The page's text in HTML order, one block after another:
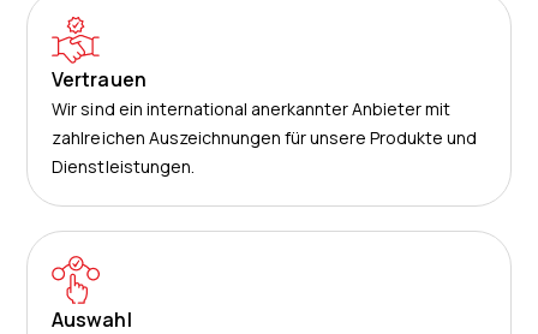
Vertrauen
Wir sind ein international anerkannter Anbieter mit
zahlreichen Auszeichnungen für unsere Produkte und
Dienstleistungen.
Auswahl